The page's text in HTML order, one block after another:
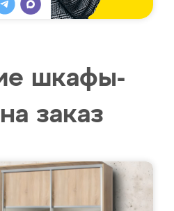
шкафы-
заказ